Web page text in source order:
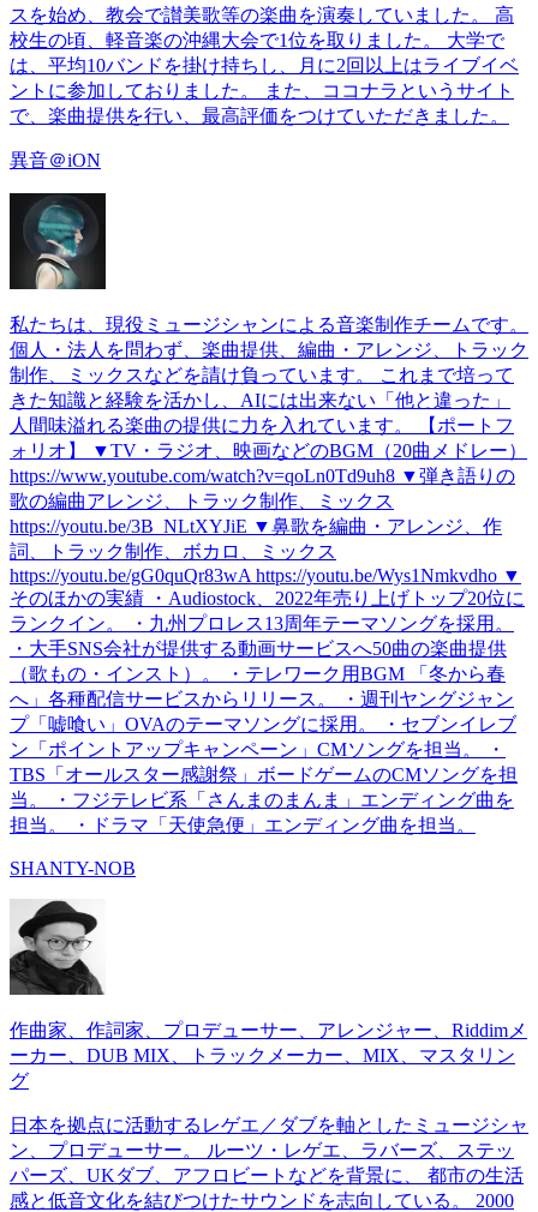
スを始め、教会で讃美歌等の楽曲を演奏していました。 高
校生の頃、軽音楽の沖縄大会で1位を取りました。 大学で
は、平均10バンドを掛け持ちし、月に2回以上はライブイベ
ントに参加しておりました。 また、ココナラというサイト
で、楽曲提供を行い、最高評価をつけていただきました。
異音＠iON
私たちは、現役ミュージシャンによる音楽制作チームです。
個人・法人を問わず、楽曲提供、編曲・アレンジ、トラック
制作、ミックスなどを請け負っています。 これまで培って
きた知識と経験を活かし、AIには出来ない「他と違った」
人間味溢れる楽曲の提供に力を入れています。 【ポートフ
ォリオ】 ▼TV・ラジオ、映画などのBGM（20曲メドレー）
https://www.youtube.com/watch?v=qoLn0Td9uh8 ▼弾き語りの
歌の編曲アレンジ、トラック制作、ミックス
https://youtu.be/3B_NLtXYJiE ▼鼻歌を編曲・アレンジ、作
詞、トラック制作、ボカロ、ミックス
https://youtu.be/gG0quQr83wA https://youtu.be/Wys1Nmkvdho ▼
そのほかの実績 ・Audiostock、2022年売り上げトップ20位に
ランクイン。 ・九州プロレス13周年テーマソングを採用。
・大手SNS会社が提供する動画サービスへ50曲の楽曲提供
（歌もの・インスト）。 ・テレワーク用BGM 「冬から春
へ」各種配信サービスからリリース。 ・週刊ヤングジャン
プ「嘘喰い」OVAのテーマソングに採用。 ・セブンイレブ
ン「ポイントアップキャンペーン」CMソングを担当。 ・
TBS「オールスター感謝祭」ボードゲームのCMソングを担
当。 ・フジテレビ系「さんまのまんま」エンディング曲を
担当。 ・ドラマ「天使急便」エンディング曲を担当。
SHANTY-NOB
作曲家、作詞家、プロデューサー、アレンジャー、Riddimメ
ーカー、DUB MIX、トラックメーカー、MIX、マスタリン
グ
日本を拠点に活動するレゲエ／ダブを軸としたミュージシャ
ン、プロデューサー。 ルーツ・レゲエ、ラバーズ、ステッ
パーズ、UKダブ、アフロビートなどを背景に、 都市の生活
感と低音文化を結びつけたサウンドを志向している。 2000